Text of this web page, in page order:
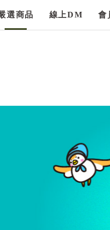
選商品 線上DM 會